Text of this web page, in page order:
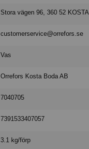
Stora vägen 96, 360 52 KOSTA
customerservice@orrefors.se
Vas
Orrefors Kosta Boda AB
7040705
7391533407057
3.1 kg/förp